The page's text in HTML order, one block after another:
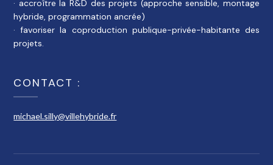
· accroître la R&D des projets (approche sensible, montage
hybride, programmation ancrée)
· favoriser la coproduction publique-privée-habitante des
projets.
CONTACT :
michael.silly@villehybride.fr